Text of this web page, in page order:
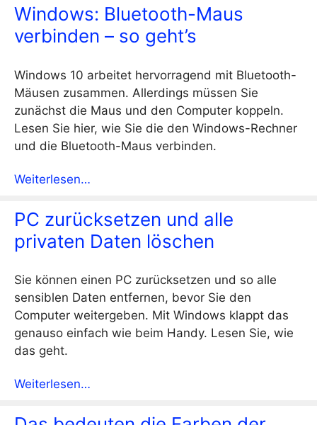
Windows: Bluetooth-Maus
verbinden – so geht’s
Windows 10 arbeitet hervorragend mit Bluetooth-
Mäusen zusammen. Allerdings müssen Sie
zunächst die Maus und den Computer koppeln.
Lesen Sie hier, wie Sie die den Windows-Rechner
und die Bluetooth-Maus verbinden.
Weiterlesen…
PC zurücksetzen und alle
privaten Daten löschen
Sie können einen PC zurücksetzen und so alle
sensiblen Daten entfernen, bevor Sie den
Computer weitergeben. Mit Windows klappt das
genauso einfach wie beim Handy. Lesen Sie, wie
das geht.
Weiterlesen…